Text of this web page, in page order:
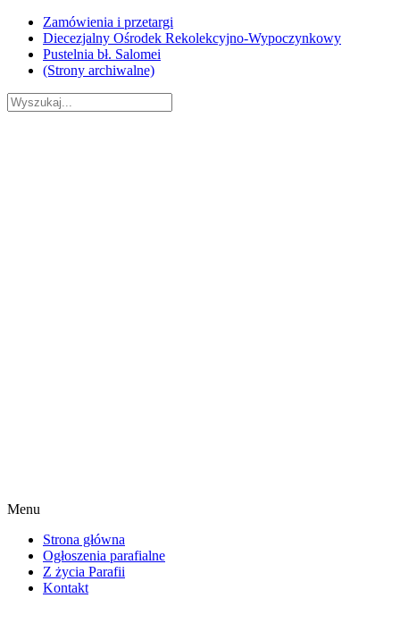
Skip
content
Zamówienia i przetargi
Diecezjalny Ośrodek Rekolekcyjno-Wypoczynkowy
Pustelnia bł. Salomei
(Strony archiwalne)
Menu
Strona główna
Ogłoszenia parafialne
Z życia Parafii
Kontakt